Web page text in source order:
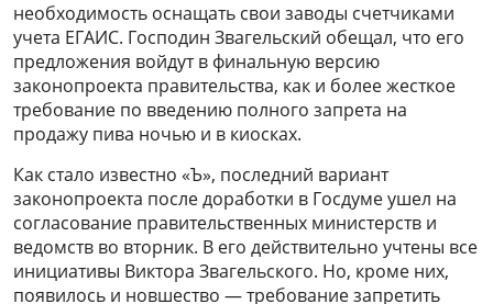
необходимость оснащать свои заводы счетчиками
учета ЕГАИС. Господин Звагельский обещал, что его
предложения войдут в финальную версию
законопроекта правительства, как и более жесткое
требование по введению полного запрета на
продажу пива ночью и в киосках.
Как стало известно «Ъ», последний вариант
законопроекта после доработки в Госдуме ушел на
согласование правительственных министерств и
ведомств во вторник. В его действительно учтены все
инициативы Виктора Звагельского. Но, кроме них,
появилось и новшество — требование запретить